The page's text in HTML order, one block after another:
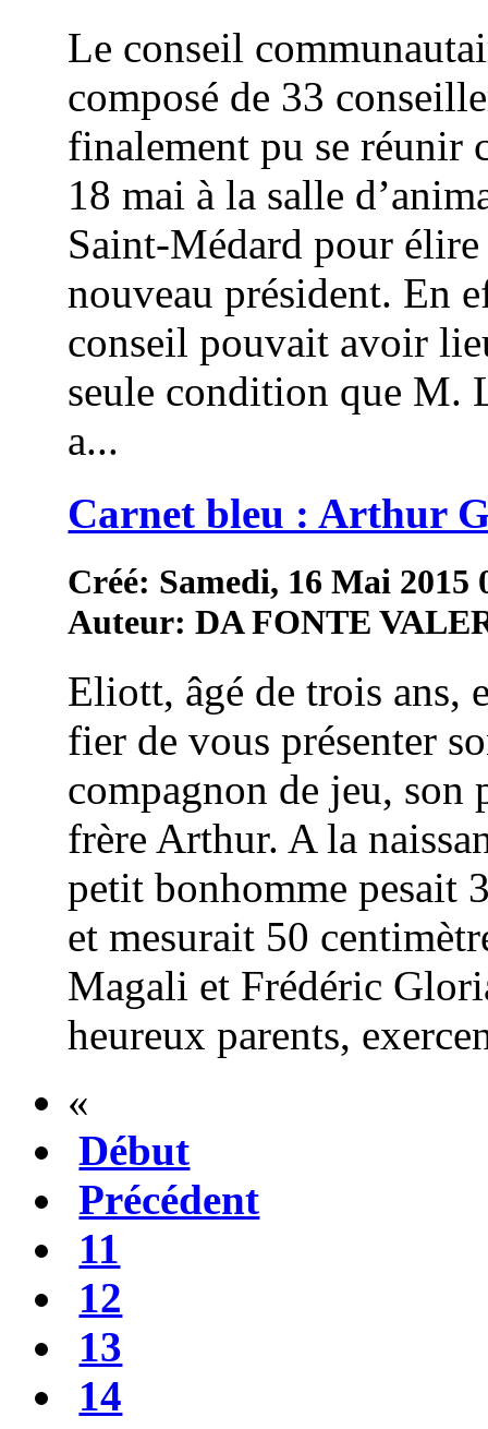
Le conseil
composé de 33
finalement pu se réunir
18 mai à la salle
Saint-Médard pour élire
nouveau président. En
conseil pouvait avoir
seule condition que M.
a...
Carnet bleu : Arthur
Créé: Samedi, 16 Mai 2015
Auteur: DA FONTE
Eliott, âgé de trois ans,
fier de vous présenter
compagnon de jeu, son
frère Arthur. A la
petit bonhomme pesait
et mesurait 50
Magali et Frédéric
heureux parents,
«
Début
Précédent
11
12
13
14